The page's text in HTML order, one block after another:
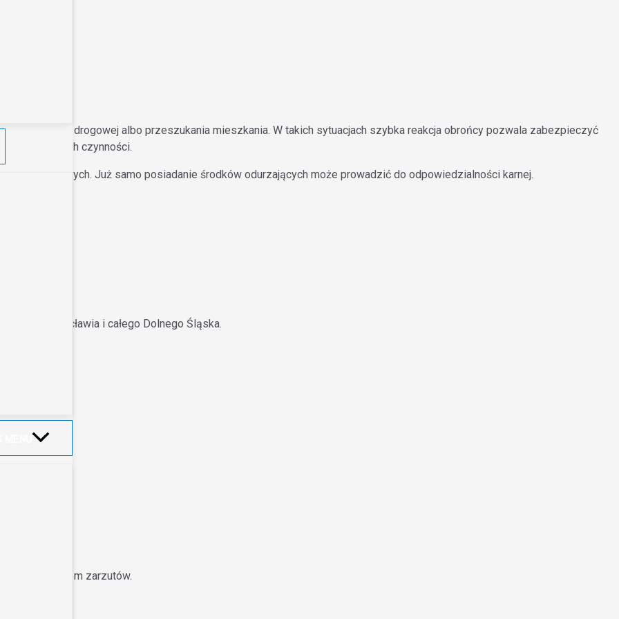
kontroli drogowej albo przeszukania mieszkania. W takich sytuacjach szybka reakcja obrońcy pozwala zabezpieczyć
pierwszych czynności.
karnych. Już samo posiadanie środków odurzających może prowadzić do odpowiedzialności karnej.
terenie Wrocławia i całego Dolnego Śląska.
zarzutów.